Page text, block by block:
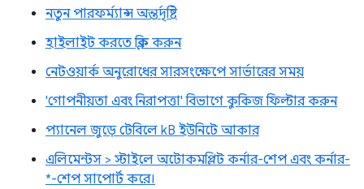
নতুন পারফর্ম্যান্স অন্তর্দৃষ্টি
হাইলাইট করতে ক্লিক করুন
নেটওয়ার্ক অনুরোধের সারসংক্ষেপে সার্ভারের সময়
'গোপনীয়তা এবং নিরাপত্তা' বিভাগে কুকিজ ফিল্টার করুন
প্যানেল জুড়ে টেবিলে kB ইউনিটে আকার
এলিমেন্টস > স্টাইলে অটোকমপ্লিট কর্নার-শেপ এবং কর্নার-
*-শেপ সাপোর্ট করে।